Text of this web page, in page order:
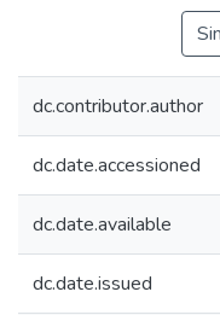
dc.contributor.author
dc.date.accessioned
dc.date.available
dc.date.issued